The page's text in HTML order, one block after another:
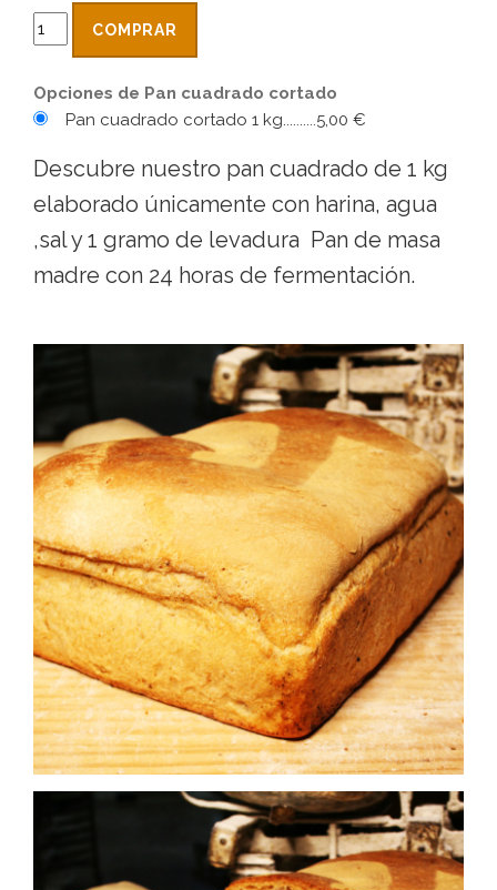
COMPRAR
Opciones de Pan cuadrado cortado
Pan cuadrado cortado 1 kg..........5,00 €
Descubre nuestro pan cuadrado de 1 kg
elaborado únicamente con harina, agua
,sal y 1 gramo de levadura Pan de masa
madre con 24 horas de fermentación.